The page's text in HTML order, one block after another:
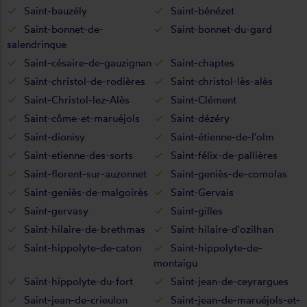
Saint-bauzély
Saint-bénézet
Saint-bonnet-de-
salendrinque
Saint-bonnet-du-gard
Saint-césaire-de-gauzignan
Saint-chaptes
Saint-christol-de-rodières
Saint-christol-lès-alès
Saint-Christol-lez-Alès
Saint-Clément
Saint-côme-et-maruéjols
Saint-dézéry
Saint-dionisy
Saint-étienne-de-l'olm
Saint-etienne-des-sorts
Saint-félix-de-pallières
Saint-florent-sur-auzonnet
Saint-geniès-de-comolas
Saint-geniès-de-malgoirès
Saint-Gervais
Saint-gervasy
Saint-gilles
Saint-hilaire-de-brethmas
Saint-hilaire-d'ozilhan
Saint-hippolyte-de-caton
Saint-hippolyte-de-
montaigu
Saint-hippolyte-du-fort
Saint-jean-de-ceyrargues
Saint-jean-de-crieulon
Saint-jean-de-maruéjols-et-